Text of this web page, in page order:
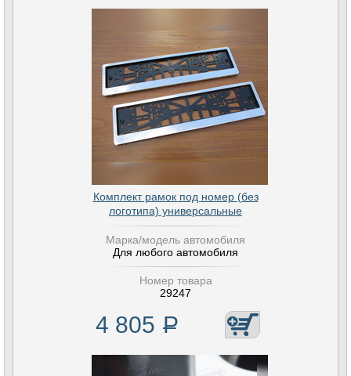
Комплект рамок под номер (без
логотипа) универсальные
Марка/модель автомобиля
Для любого автомобиля
Номер товара
29247
4 805 Р